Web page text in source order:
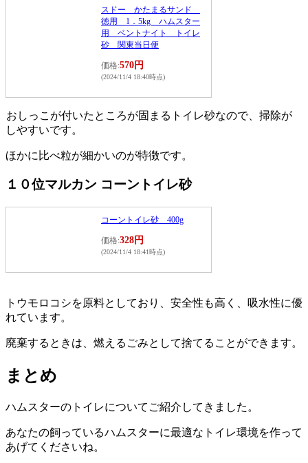
スドー かたまるサンド
徳用 1．5kg ハムスター
用 ベントナイト トイレ
砂 関東当日便
価格:570円
(2024/11/4 18:40時点)
おしっこが付いたところが固まるトイレ砂なので、掃除が
しやすいです。
ほかに比べ粒が細かいのが特徴です。
１０位マルカン コーントイレ砂
コーントイレ砂 400g
価格:328円
(2024/11/4 18:41時点)
トウモロコシを原料としており、安全性も高く、吸水性に優
れています。
廃棄するときは、燃えるごみとして捨てることができます。
まとめ
ハムスターのトイレについてご紹介してきました。
あなたの飼っているハムスターに最適なトイレ環境を作って
あげてくださいね。